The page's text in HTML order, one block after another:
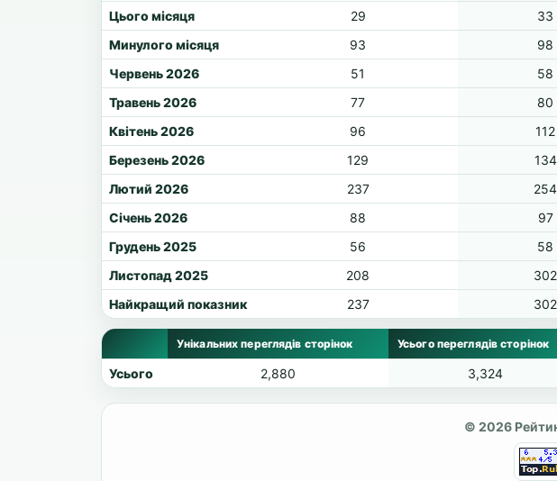
Цього місяця
29 33
Минулого місяця
93 98
Червень 2026
51 58
Травень 2026
77 80
Квітень 2026
96 112
Березень 2026
129 134
Лютий 2026
237 254
Січень 2026
88 97
Грудень 2025
56 58
Листопад 2025
208 302
Найкращий показник
237 302
Унікальних переглядів сторінок Усього переглядів сторінок
Усього 2,880 3,324
© 2026